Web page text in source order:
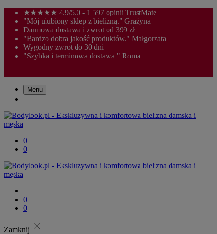
★★★★★ 4.9/5.0 - 1 597 opinii TrustMate
"Mój ulubiony sklep z bielizną." Grażyna
Darmowa dostawa i zwrot od 399 zł
"Bardzo dobra jakość produktów." Małgorzata
Wygodny zwrot do 30 dni
"Szybka i terminowa dostawa." Roma
Menu
0
0
0
0
Zamknij close